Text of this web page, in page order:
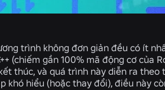
trình không đơn giản đều có ít
(chiếm gần 100% mã động cơ
thúc, và quá trình này diễn ra
khó hiểu (hoặc thay đổi), điều này